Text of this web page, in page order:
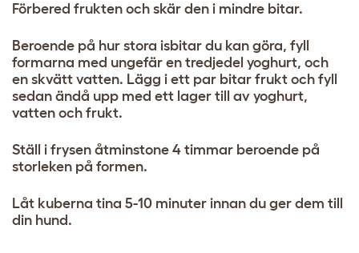
Förbered frukten och skär den i mindre bitar.
Beroende på hur stora isbitar du kan göra, fyll
formarna med ungefär en tredjedel yoghurt, och
en skvätt vatten. Lägg i ett par bitar frukt och fyll
sedan ändå upp med ett lager till av yoghurt,
vatten och frukt.
Ställ i frysen åtminstone 4 timmar beroende på
storleken på formen.
Låt kuberna tina 5-10 minuter innan du ger dem till
din hund.